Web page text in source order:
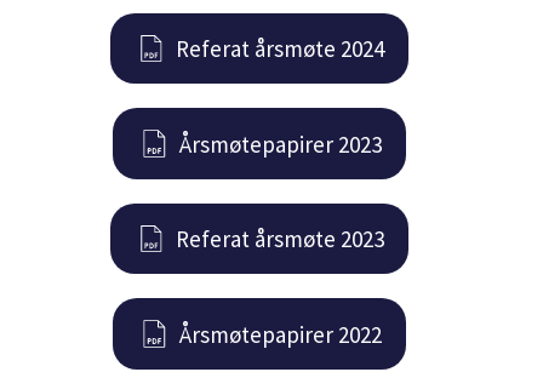
Referat årsmøte 2024
Årsmøtepapirer 2023
Referat årsmøte 2023
Årsmøtepapirer 2022